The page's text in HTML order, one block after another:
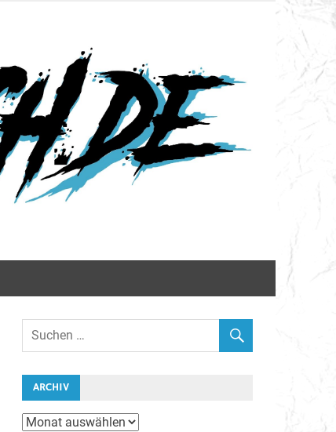
ARCHIV
Archiv